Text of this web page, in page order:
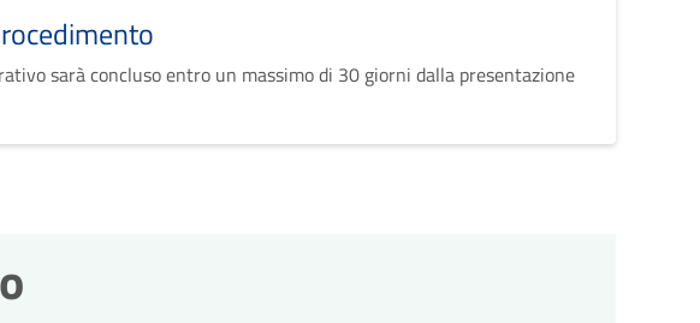
sarà concluso entro un massimo di 30 giorni dalla presentazione